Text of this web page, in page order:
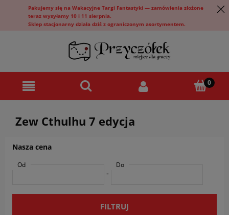
Pakujemy się na Wakacyjne Targi Fantastyki — zamówienia złożone
teraz wysyłamy 10 i 11 sierpnia.
Sklep stacjonarny działa dziś z ograniczonym asortymentem.
Zew Cthulhu 7 edycja
Nasza cena
Od
-
Do
FILTRUJ